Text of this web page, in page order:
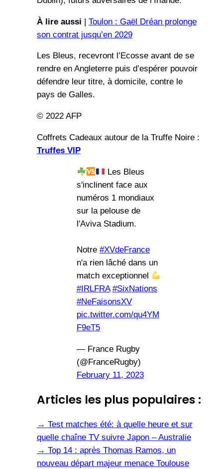
À lire aussi | Toulon : Gaël Dréan prolonge
son contrat jusqu’en 2029
Les Bleus, recevront l’Ecosse avant de se
rendre en Angleterre puis d’espérer pouvoir
défendre leur titre, à domicile, contre le
pays de Galles.
© 2022 AFP
Coffrets Cadeaux autour de la Truffe Noire :
Truffes VIP
Les Bleus
s'inclinent face aux
numéros 1 mondiaux
sur la pelouse de
l'Aviva Stadium.
Notre #XVdeFrance
n'a rien lâché dans un
match exceptionnel
#IRLFRA #SixNations
#NeFaisonsXV
pic.twitter.com/qu4YM
F9eT5
— France Rugby
(@FranceRugby)
February 11, 2023
Articles les plus populaires :
→ Test matches été: à quelle heure et sur
quelle chaîne TV suivre Japon – Australie
→ Top 14 : après Thomas Ramos, un
nouveau départ majeur menace Toulouse